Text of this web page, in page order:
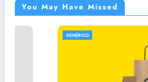
You May Have Missed